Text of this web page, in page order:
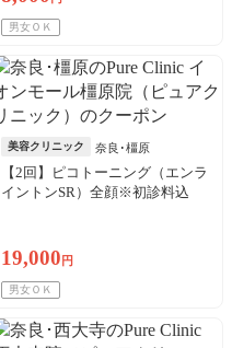
男女ＯＫ
美容クリニック 奈良･橿原
【2回】ピコトーニング（エンラ
イントンSR）全顔※初診料込
19,000 円
男女ＯＫ